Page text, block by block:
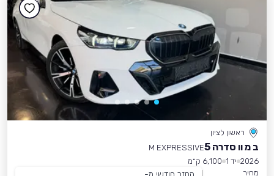
ראשון לציון
ב מ וו סדרה 5
M EXPRESSIVE
2026 יד 1
6,100 ק״מ
מחיר